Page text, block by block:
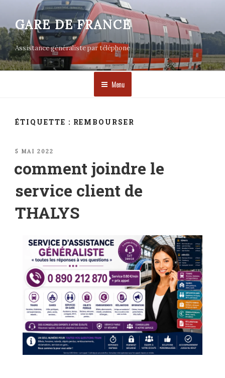
contenu
principal
GARE DE FRANCE
Assistance généraliste par téléphone
Menu
ÉTIQUETTE : REMBOURSER
PUBLIÉ
5 MAI 2022
comment joindre le
service client de
THALYS